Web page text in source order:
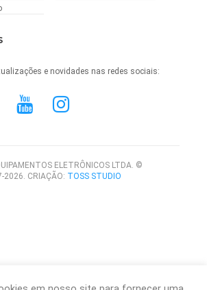
e novidades nas redes sociais:
ELETRÔNICOS LTDA. ©
2026. CRIAÇÃO: TOSS STUDIO